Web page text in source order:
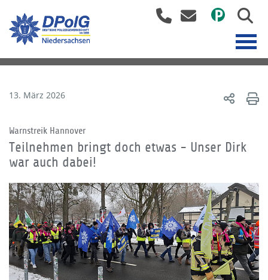
13. März 2026
Warnstreik Hannover
Teilnehmen bringt doch etwas - Unser Dirk
war auch dabei!